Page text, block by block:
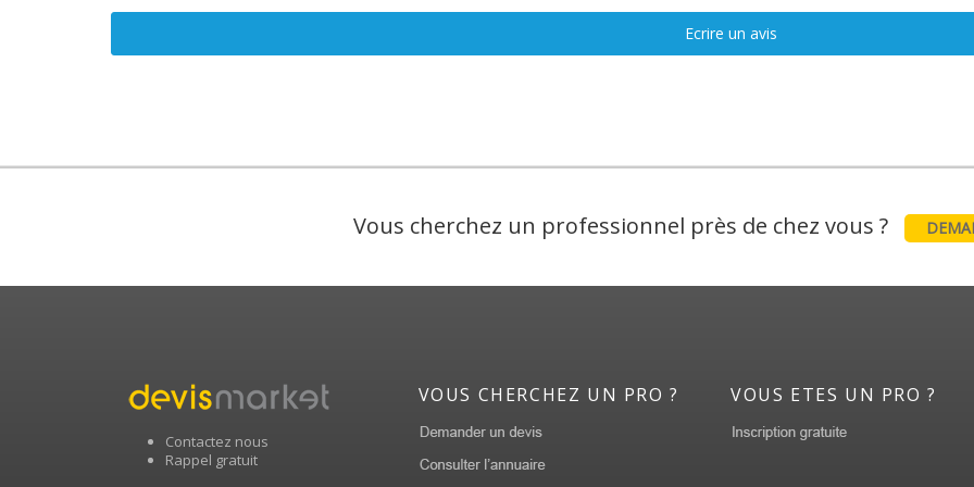
Ecrire un avis
Vous cherchez un professionnel près de chez vous ?
Contactez nous
Rappel gratuit
VOUS CHERCHEZ UN PRO ? VOUS ETES UN PRO ?